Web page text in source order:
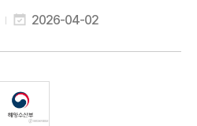
2026-04-02